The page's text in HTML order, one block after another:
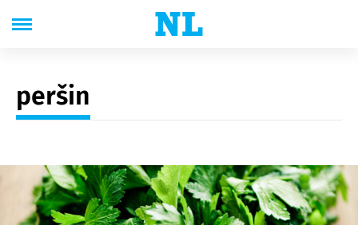
peršin